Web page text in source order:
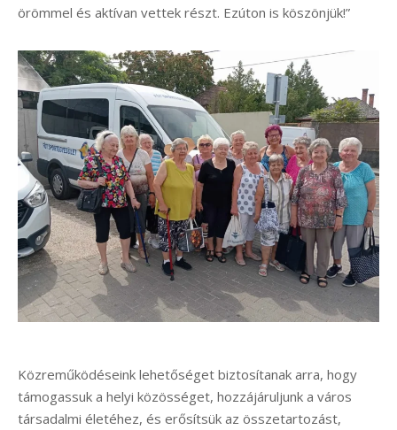
örömmel és aktívan vettek részt. Ezúton is köszönjük!”
Közreműködéseink lehetőséget biztosítanak arra, hogy
támogassuk a helyi közösséget, hozzájáruljunk a város
társadalmi életéhez, és erősítsük az összetartozást,